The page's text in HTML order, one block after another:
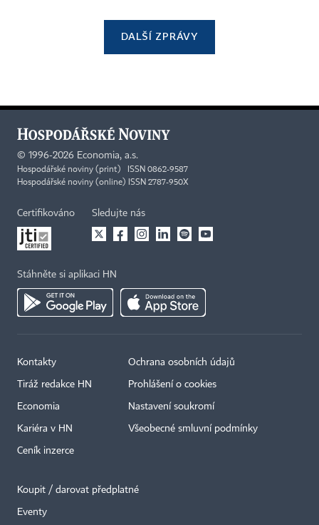
DALŠÍ ZPRÁVY
© 1996-2026 Economia, a.s.
Hospodářské noviny (print) ISSN 0862-9587
Hospodářské noviny (online) ISSN 2787-950X
Certifikováno Sledujte nás
Stáhněte si aplikaci HN
Kontakty
Tiráž redakce HN
Economia
Kariéra v HN
Ceník inzerce
Ochrana osobních údajů
Prohlášení o cookies
Nastavení soukromí
Všeobecné smluvní podmínky
Koupit / darovat předplatné
Eventy